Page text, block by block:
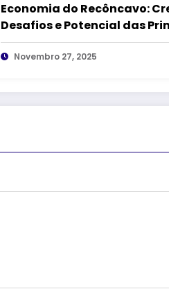
Economia do Recôncavo:
Desafios e Potencial das
Cidades
Novembro 27, 2025